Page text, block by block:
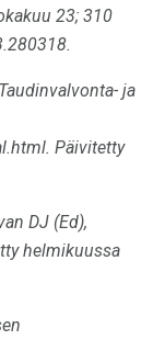
23; 310
Taudinvalvonta- ja
Päivitetty
DJ (Ed),
helmikuussa